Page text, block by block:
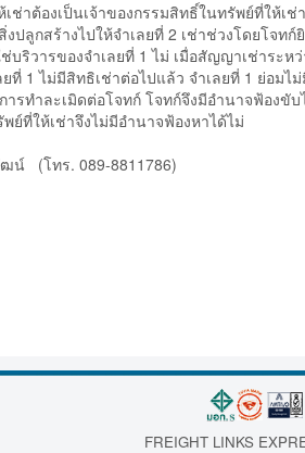
ช่าต้องเป็นเจ้าของกรรมสิทธิ์ในทรัพย์ที่ให้
ลูกสร้างไปให้จำเลยที่ 2 เช่าช่วงโดยโจท
บริวารของจำเลยที่ 1 ไม่ เมื่อสัญญาเช่าระ
ที่ 1 ไม่มีสิทธิเช่าต่อไปแล้ว จำเลยที่ 1 ย่อม
ทำละเมิดต่อโจทก์ โจทก์จึงมีอำนาจฟ้องขั
ย์ที่ให้เช่าจึงไม่มีอำนาจฟ้องหาได้ไม่
น์ (โทร. 089-8811786)
FREIGHT LINKS